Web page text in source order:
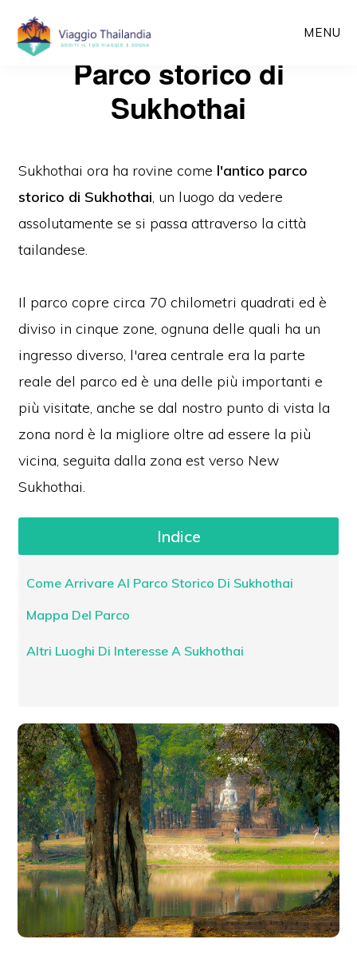
Passa
MENU
Parco storico di
Sukhothai
Sukhothai ora ha rovine come l'antico parco
storico di Sukhothai, un luogo da vedere
assolutamente se si passa attraverso la città
tailandese.
Il parco copre circa 70 chilometri quadrati ed è
diviso in cinque zone, ognuna delle quali ha un
ingresso diverso, l'area centrale era la parte
reale del parco ed è una delle più importanti e
più visitate, anche se dal nostro punto di vista la
zona nord è la migliore oltre ad essere la più
vicina, seguita dalla zona est verso New
Sukhothai.
Indice
Come Arrivare Al Parco Storico Di Sukhothai
Mappa Del Parco
Altri Luoghi Di Interesse A Sukhothai